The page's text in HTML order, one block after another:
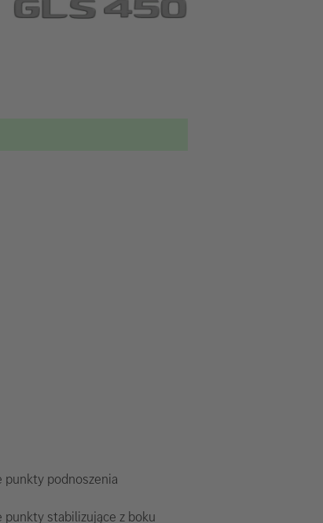
punkty podnoszenia
punkty stabilizujące z boku